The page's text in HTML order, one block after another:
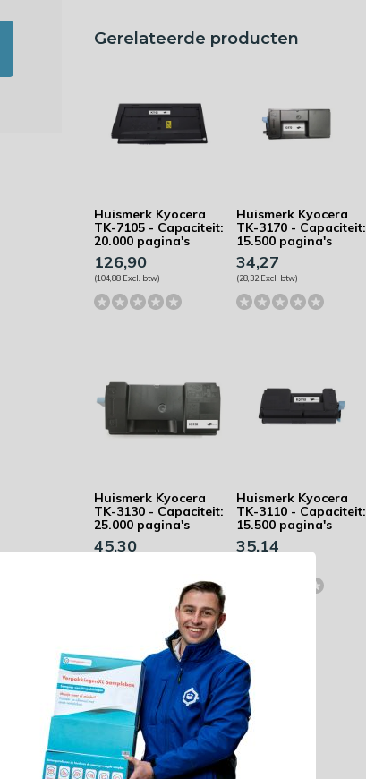
Gerelateerde producten
Huismerk Kyocera
TK-7105 - Capaciteit:
20.000 pagina's
126,90
(104,88 Excl. btw)
Huismerk Kyocera
TK-3170 - Capaciteit:
15.500 pagina's
34,27
(28,32 Excl. btw)
Huismerk Kyocera
TK-3130 - Capaciteit:
25.000 pagina's
45,30
Huismerk Kyocera
TK-3110 - Capaciteit:
15.500 pagina's
35,14